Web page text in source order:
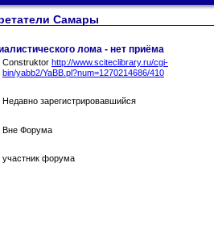
Самары
лома - нет приёма
Construktor http://www.sciteclibrary.ru/cgi-
bin/yabb2/YaBB.pl?num=1270214686/410
Недавно зарегистрировавшийся
Вне Форума
участник форума